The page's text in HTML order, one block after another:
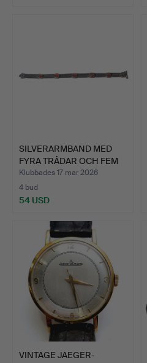
SILVERARMBAND MED
FYRA TRÅDAR OCH FEM
KORA…
Klubbades 17 mar 2026
4 bud
54 USD
VINTAGE JAEGER-